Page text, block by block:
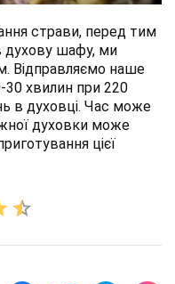
страви, перед тим
духову шафу, ми
Відправляємо наше
30 хвилин при 220
в духовці. Час може
духовки може
цієї